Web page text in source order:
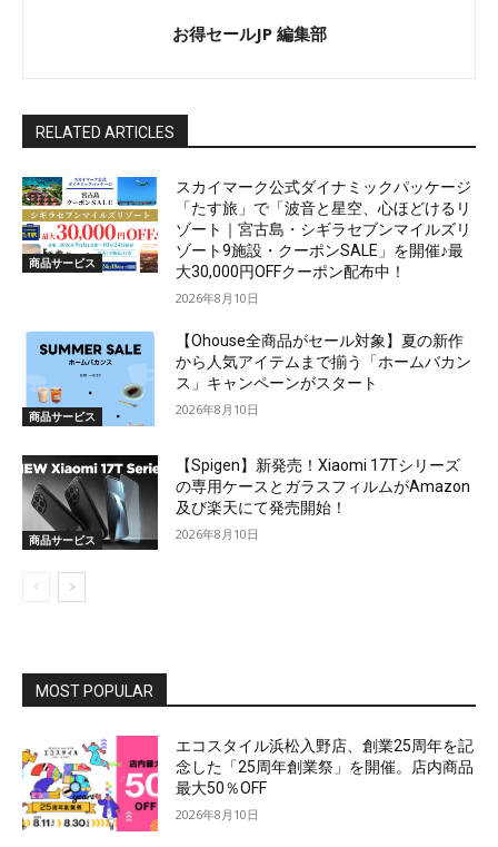
お得セールJP 編集部
RELATED ARTICLES
商品サービス
スカイマーク公式ダイナミックパッケージ
「たす旅」で「波音と星空、心ほどけるリ
ゾート｜宮古島・シギラセブンマイルズリ
ゾート9施設・クーポンSALE」を開催♪最
大30,000円OFFクーポン配布中！
2026年8月10日
商品サービス
【Ohouse全商品がセール対象】夏の新作
から人気アイテムまで揃う「ホームバカン
ス」キャンペーンがスタート
2026年8月10日
商品サービス
【Spigen】新発売！Xiaomi 17Tシリーズ
の専用ケースとガラスフィルムがAmazon
及び楽天にて発売開始！
2026年8月10日
MOST POPULAR
エコスタイル浜松入野店、創業25周年を記
念した「25周年創業祭」を開催。店内商品
最大50％OFF
2026年8月10日